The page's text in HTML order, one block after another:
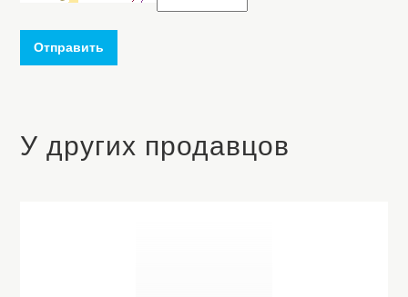
Отправить
У других продавцов